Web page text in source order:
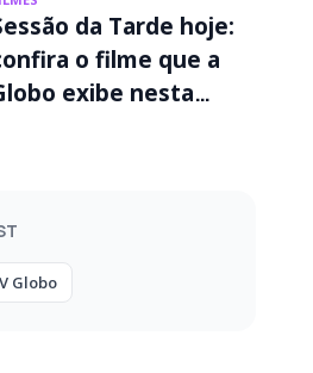
da Tarde hoje:
o filme que a
exibe nesta
Globo